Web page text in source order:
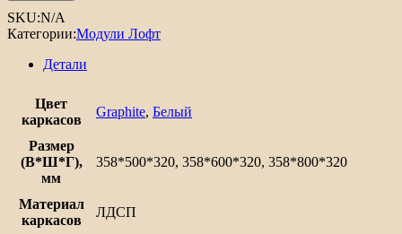
SKU:N/A
Категории:Модули Лофт
Детали
Цвет
каркасов
Graphite, Белый
Размер
(В*Ш*Г),
мм
358*500*320, 358*600*320, 358*800*320
Материал
каркасов
ЛДСП